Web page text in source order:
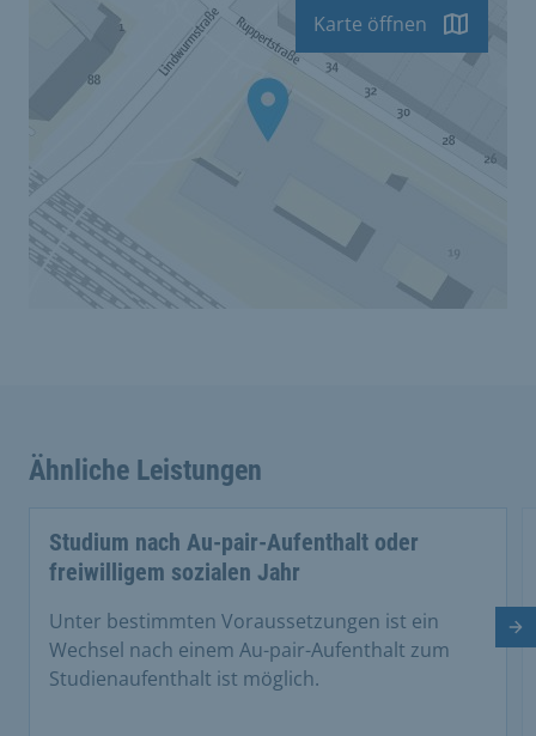
Karte öffnen
Ähnliche Leistungen
Studium nach Au-pair-Aufenthalt oder
freiwilligem sozialen Jahr
Unter bestimmten Voraussetzungen ist ein
Wechsel nach einem Au-pair-Aufenthalt zum
Studienaufenthalt ist möglich.